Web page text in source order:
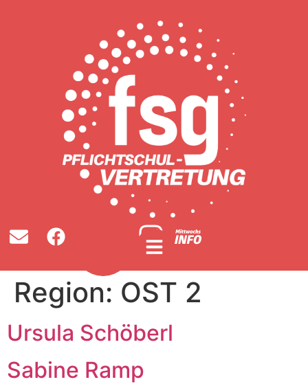
Region: OST 2
Ursula Schöberl
Sabine Ramp